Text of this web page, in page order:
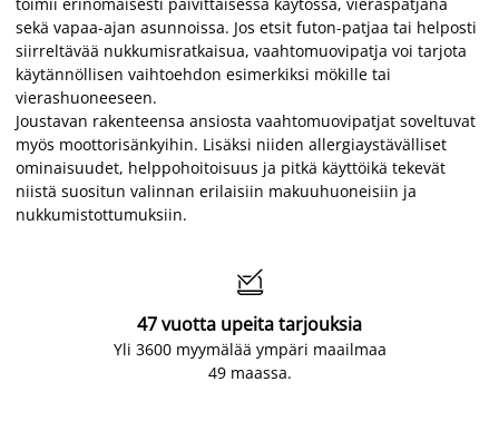
sekä vapaa-ajan asunnoissa. Jos etsit futon-patjaa tai helposti
siirreltävää nukkumisratkaisua, vaahtomuovipatja voi tarjota
käytännöllisen vaihtoehdon esimerkiksi mökille tai
vierashuoneeseen.
Joustavan rakenteensa ansiosta vaahtomuovipatjat soveltuvat
myös moottorisänkyihin. Lisäksi niiden allergiaystävälliset
ominaisuudet, helppohoitoisuus ja pitkä käyttöikä tekevät
niistä suositun valinnan erilaisiin makuuhuoneisiin ja
nukkumistottumuksiin.

47 vuotta upeita tarjouksia
Yli 3600 myymälää ympäri maailmaa
49 maassa.